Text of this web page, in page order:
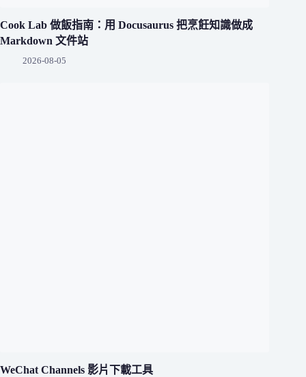
Cook Lab 做飯指南：用 Docusaurus 把烹飪知識做成
Markdown 文件站
2026-08-05
WeChat Channels 影片下載工具